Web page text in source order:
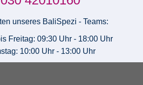
unseres BaliSpezi - Teams:
Freitag: 09:30 Uhr - 18:00 Uhr
10:00 Uhr - 13:00 Uhr